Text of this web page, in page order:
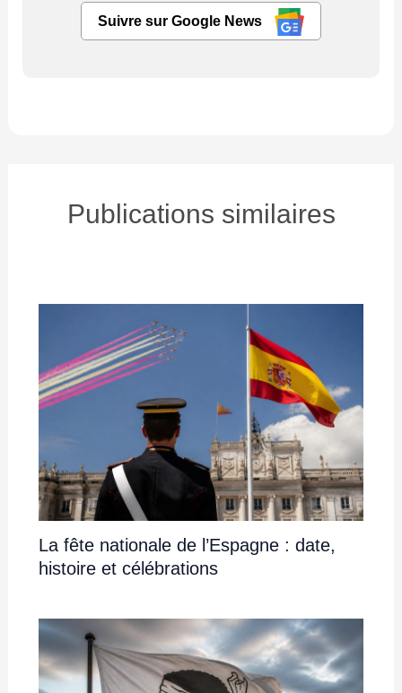
Suivre sur Google News
Publications similaires
La fête nationale de l’Espagne : date,
histoire et célébrations